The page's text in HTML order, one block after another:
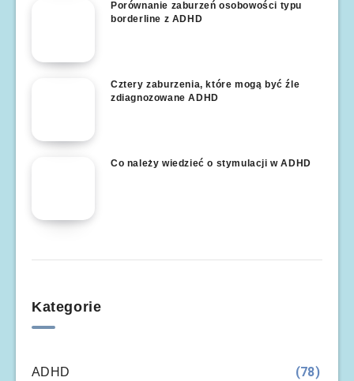
Porównanie zaburzeń osobowości typu
borderline z ADHD
Cztery zaburzenia, które mogą być źle
zdiagnozowane ADHD
Co należy wiedzieć o stymulacji w ADHD
Kategorie
ADHD (78)